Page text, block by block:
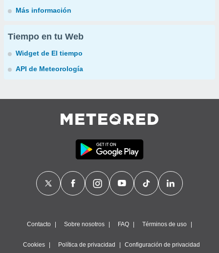
Más información
Tiempo en tu Web
Widget de El tiempo
API de Meteorología
Contacto Sobre nosotros FAQ Términos de uso
Cookies Política de privacidad Configuración de privacidad